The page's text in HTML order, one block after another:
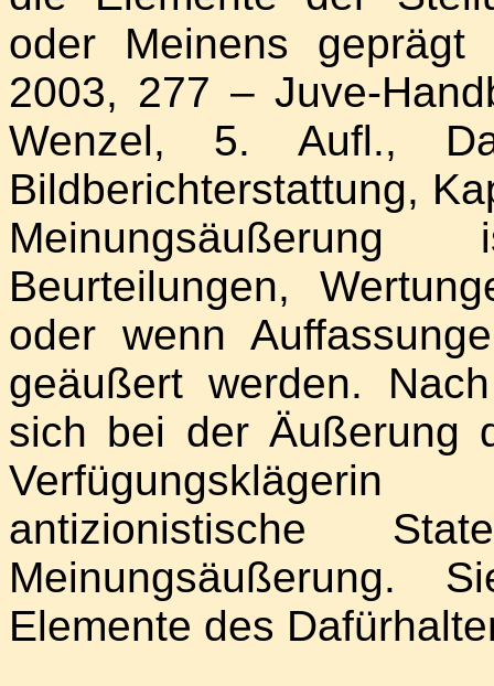
oder Meinens
2003, 277 – Juve-
Wenzel, 5. Aufl.,
Bildberichterstattung,
Beurteilungen,
oder wenn
geäußert werden.
sich bei der Äußerung
antizionistische
Meinungsäußerung.
Elemente des